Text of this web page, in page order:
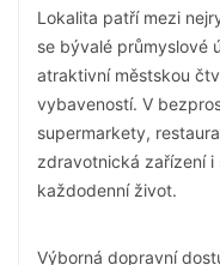
Lokalita patří mezi
se bývalé průmyslové
atraktivní městskou
vybaveností. V
supermarkety,
zdravotnická zařízení
každodenní život.
Výborná dopravní